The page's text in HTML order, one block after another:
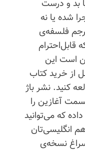
بد و درست
شده یا نه
فلسفه‌ی
است این
از خرید کتاب
کنید. نشر باژ
آغازین را
که می‌توانید
انگلیسی‌تان
نسخه‌ی